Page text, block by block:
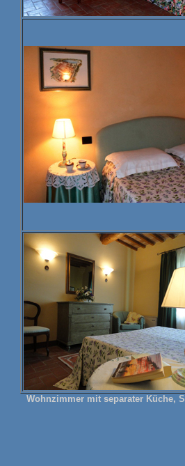
Wohnzimmer mit separater Küche,